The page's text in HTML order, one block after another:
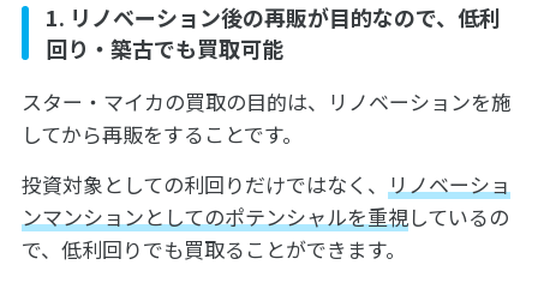
1. リノベーション後の再販が目的なので、低利
回り・築古でも買取可能
スター・マイカの買取の目的は、リノベーションを施
してから再販をすることです。
投資対象としての利回りだけではなく、 リノベーショ
ンマンションとしてのポテンシャルを重視しているの
で、低利回りでも買取ることができます。